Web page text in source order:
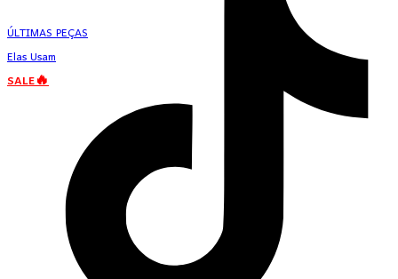
ÚLTIMAS PEÇAS
Elas Usam
SALE🔥